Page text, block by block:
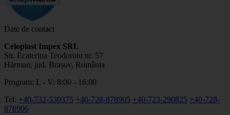
Date de contact
Celoplast Impex SRL
Str. Ecaterina Teodoroiu nr. 57
Hărman, jud. Brașov, România
Program: L - V: 8:00 - 16:00
Tel: +40-732-530375 +40-728-878905 +40-723-290825 +40-728-
878906